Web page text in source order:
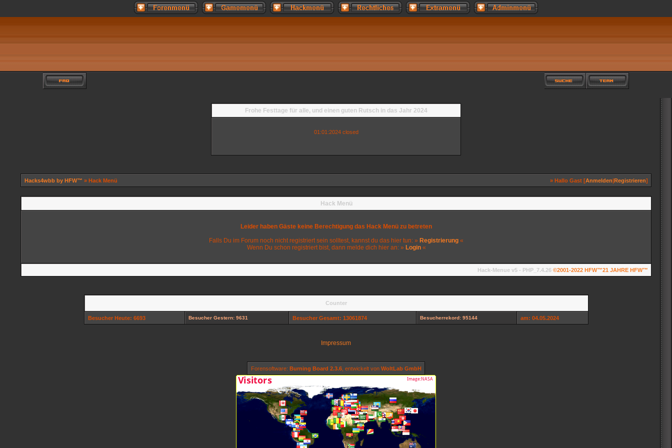
Frohe Festtage für alle, und einen guten Rutsch in das Jahr 2024
01:01:2024 closed
Hacks4wbb by HFW™ » Hack Menü » Hallo Gast [Anmelden|Registrieren]
Hack Menü
Leider haben Gäste keine Berechtigung das Hack Menü zu betreten
Falls Du im Forum noch nicht registriert sein solltest, kannst du das hier tun: » Registrierung «
Wenn Du schon registriert bist, dann melde dich hier an: » Login«
Hack-Menue v5 - PHP_7.4.26 ©2001-2022 HFW™21 JAHRE HFW™
Counter
Besucher Heute: 6693 Besucher Gestern: 9631 Besucher Gesamt: 13061874 Besucherrekord: 95144 am: 04.05.2024
Impressum
Forensoftware: Burning Board 2.3.6 , entwickelt von WoltLab GmbH